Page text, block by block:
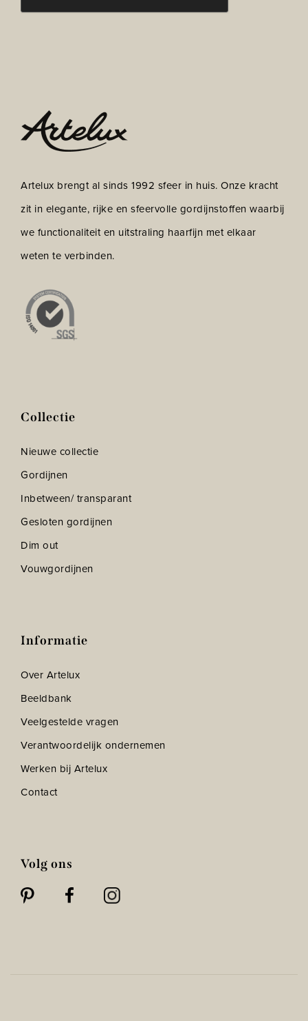
Artelux brengt al sinds 1992 sfeer in huis. Onze kracht
zit in elegante, rijke en sfeervolle gordijnstoffen waarbij
we functionaliteit en uitstraling haarfijn met elkaar
weten te verbinden.
Collectie
Nieuwe collectie
Gordijnen
Inbetween/ transparant
Gesloten gordijnen
Dim out
Vouwgordijnen
Informatie
Over Artelux
Beeldbank
Veelgestelde vragen
Verantwoordelijk ondernemen
Werken bij Artelux
Contact
Volg ons